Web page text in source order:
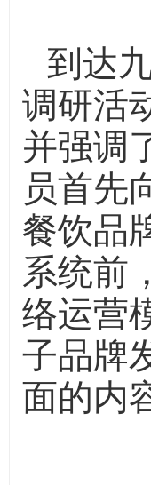
到达
调研活
并强调
员首先
餐饮品
系统前
络运营
子品牌
面的内